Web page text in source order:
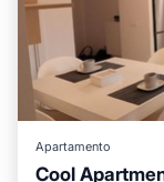
Apartamento
Cool